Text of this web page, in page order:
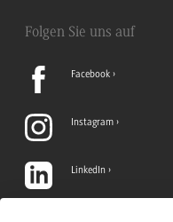
Folgen Sie uns auf
Facebook
Instagram
LinkedIn